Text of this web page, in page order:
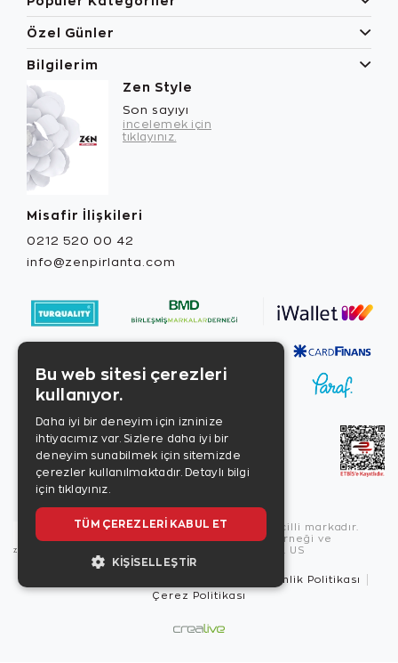
Özel Günler
Bilgilerim
Zen Style
Son sayıyı
incelemek için
tıklayınız.
Misafir İlişkileri
0212 520 00 42
info@zenpirlanta.com
Copyright © 2026, Zen Diamond tescilli markadır.
Zen Diamond Birleşmiş Markalar Derneği ve
Turquality Destek Programı üyesidir. US
Güvenlik Politikası
Çerez Politikası
Bu web sitesi çerezleri
kullanıyor.
Daha iyi bir deneyim için izninize
ihtiyacımız var. Sizlere daha iyi bir
deneyim sunabilmek için sitemizde
çerezler kullanılmaktadır. Detaylı bilgi
için tıklayınız.
TÜM ÇEREZLERI KABUL ET
KIŞISELLEŞTIR